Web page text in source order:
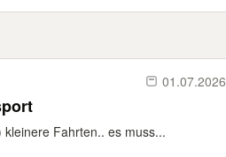
01.07.2026
Fahrten.. es muss...